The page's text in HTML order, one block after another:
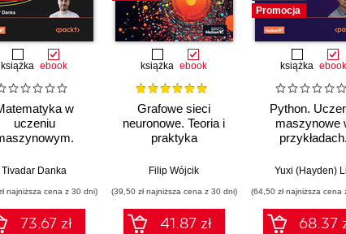
książka ebook
w
uczeniu
rachunek
oraz
rachunek
Tivadar Danka
najniższa cena z 30 dni)
73.67 zł
książka ebook
Grafowe sieci
neuronowe. Teoria i
praktyka
Filip Wójcik
(39,50 zł najniższa cena z 30 dni)
41.87 zł
Promocja
książka ebook
Python.
maszynowe
przykładach.
realnych
Wydanie IV
Yuxi (Hayden)
(64,50 zł najniższa cena
68.37